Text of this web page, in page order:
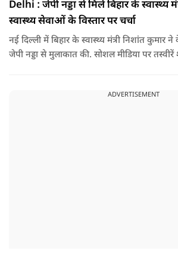
Delhi : जेपी नड्डा से मिले बिहार के स्वास्थ्य
स्वास्थ्य सेवाओं के विस्तार पर चर्चा
नई दिल्ली में बिहार के स्वास्थ्य मंत्री निशांत कुमार ने
जेपी नड्डा से मुलाकात की. सोशल मीडिया पर तस्वीरें
ADVERTISEMENT